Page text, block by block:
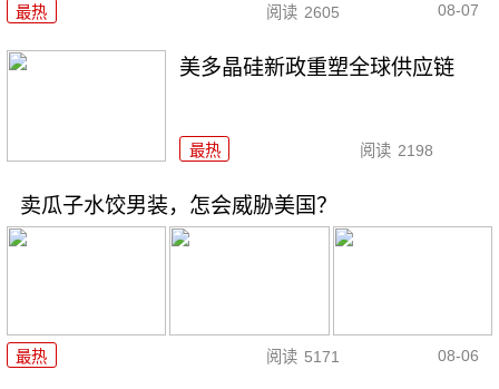
最热 阅读 2605 08-07
美多晶硅新政重塑全球供应链
最热 阅读 2198
卖瓜子水饺男装，怎会威胁美国？
最热 阅读 5171 08-06